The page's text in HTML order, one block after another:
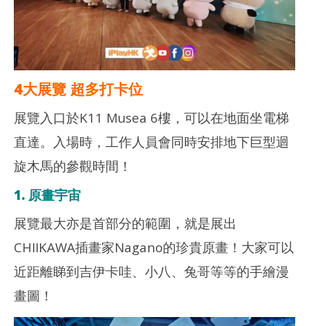
香
港
愛
港
玩
生
4大展覽 超多打卡位
展覽入口於K11 Musea 6樓，可以在地面坐電梯
直達。入場時，工作人員會同時安排地下巨型迴
旋木馬的參觀時間！
1. 原畫宇宙
展覽最大亦是首部分的範圍，就是展出
CHIIKAWA插畫家Nagano的珍貴原畫！大家可以
近距離睇到吉伊卡哇、小八、兔哥等等的手繪漫
畫圖！